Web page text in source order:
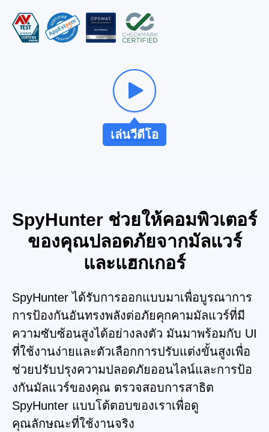
เล่นวีดีโอ
SpyHunter ช่วยให้คอมพิวเตอร์
ของคุณปลอดภัยจากมัลแวร์
และแฮกเกอร์
SpyHunter ได้รับการออกแบบมาเพื่อบูรณาการ
การป้องกันอันทรงพลังต่อภัยคุกคามมัลแวร์ที่มี
ความซับซ้อนสูงได้อย่างลงตัว มันมาพร้อมกับ UI
ที่ใช้งานง่ายและตัวเลือกการปรับแต่งขั้นสูงเพื่อ
ช่วยปรับปรุงความปลอดภัยออนไลน์และการป้อ
งกันมัลแวร์ของคุณ ตรวจสอบการสาธิต
SpyHunter แบบโต้ตอบของเราเพื่อดู
คุณลักษณะที่ใช้งานจริง